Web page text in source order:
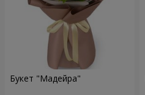
Букет "Мадейра"